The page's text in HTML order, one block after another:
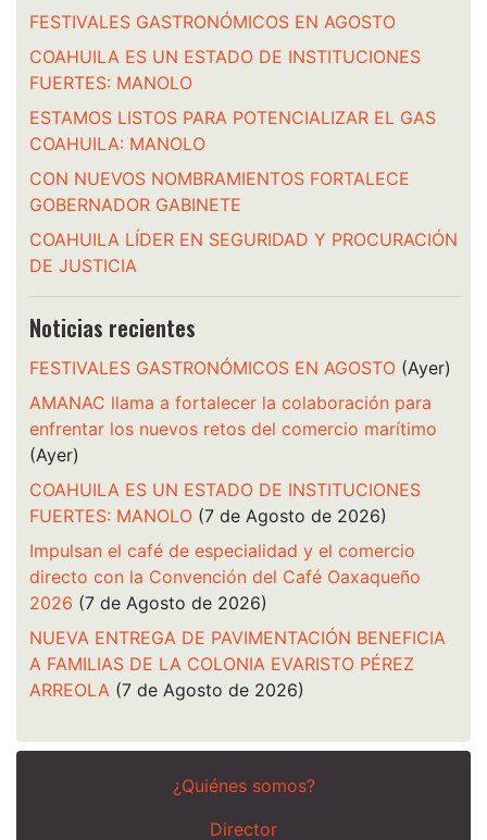
FESTIVALES GASTRONÓMICOS EN AGOSTO
COAHUILA ES UN ESTADO DE INSTITUCIONES
FUERTES: MANOLO
ESTAMOS LISTOS PARA POTENCIALIZAR EL GAS
COAHUILA: MANOLO
CON NUEVOS NOMBRAMIENTOS FORTALECE
GOBERNADOR GABINETE
COAHUILA LÍDER EN SEGURIDAD Y PROCURACIÓN
DE JUSTICIA
Noticias recientes
FESTIVALES GASTRONÓMICOS EN AGOSTO (Ayer)
AMANAC llama a fortalecer la colaboración para
enfrentar los nuevos retos del comercio marítimo
(Ayer)
COAHUILA ES UN ESTADO DE INSTITUCIONES
FUERTES: MANOLO (7 de Agosto de 2026)
Impulsan el café de especialidad y el comercio
directo con la Convención del Café Oaxaqueño
2026 (7 de Agosto de 2026)
NUEVA ENTREGA DE PAVIMENTACIÓN BENEFICIA
A FAMILIAS DE LA COLONIA EVARISTO PÉREZ
ARREOLA (7 de Agosto de 2026)
¿Quiénes somos?
Director